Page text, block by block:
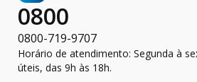
0800
0800-719-9707
Horário de atendimento: Segunda à
úteis, das 9h às 18h.